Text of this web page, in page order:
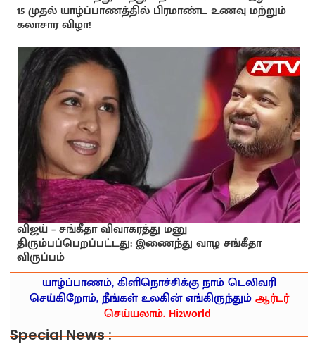
15 முதல் யாழ்ப்பாணத்தில் பிரமாண்ட உணவு மற்றும்
கலாசார விழா!
விஜய் – சங்கீதா விவாகரத்து மனு
திரும்பப்பெறப்பட்டது: இணைந்து வாழ சங்கீதா
விருப்பம்
யாழ்ப்பாணம், கிளிநொச்சிக்கு நாம் டெலிவரி
செய்கிறோம், நீங்கள் உலகின் எங்கிருந்தும்ஆர்டர்
செய்யலாம். Hi2world
Special News :